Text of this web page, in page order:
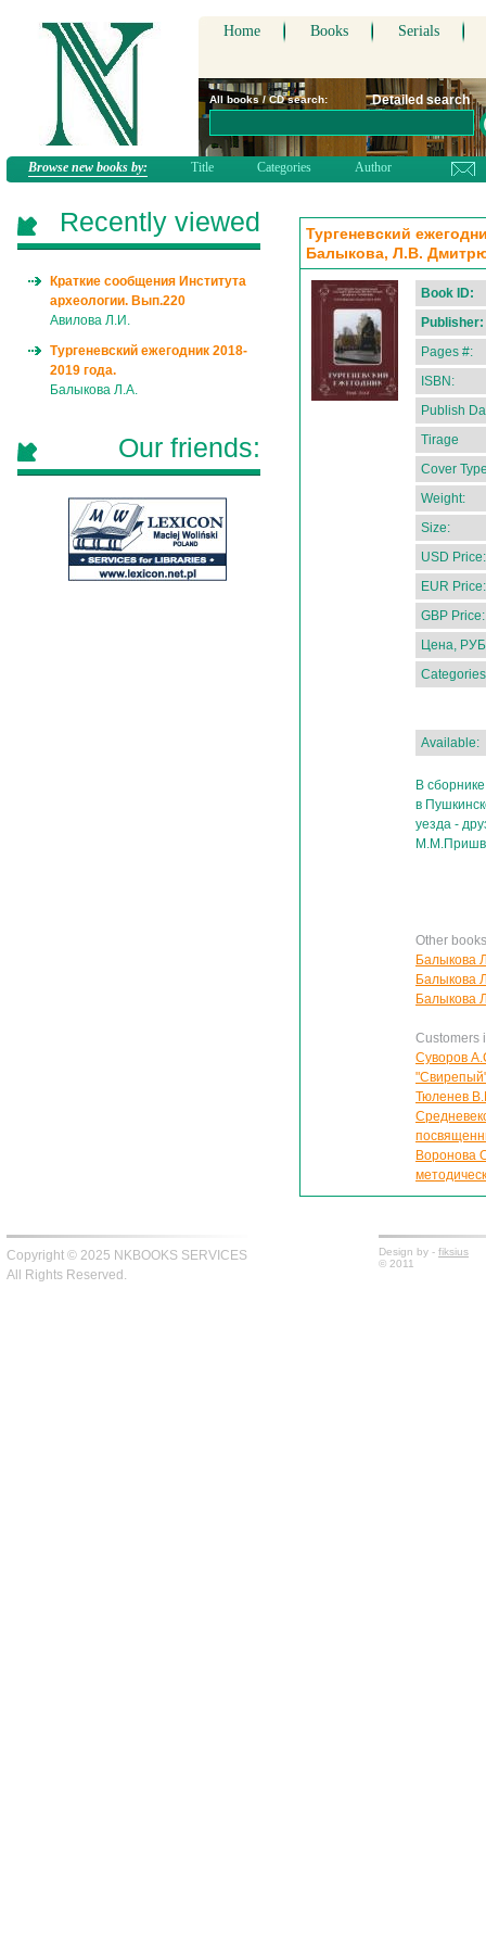
Home Books Serials
All books / CD search: Detailed search
Browse new books by: Title Categories Author
Тургеневский
Балыкова, Л.В.
Book ID:
Publisher:
Pages #:
ISBN:
Publish
Tirage
Cover
Weight:
Size:
USD Price:
EUR Price:
GBP Price:
Цена,
Available:
В
в
уезда -
Other
Балыкова
Балыкова
Балыкова
Customers
Суворов
Тюленев
Воронова
Recently viewed
Краткие сообщения Института
археологии. Вып.220
Авилова Л.И.
Тургеневский ежегодник 2018-
2019 года.
Балыкова Л.А.
Our friends:
Copyright © 2025 NKBOOKS SERVICES
All Rights Reserved.
Design by - fiksius
© 2011